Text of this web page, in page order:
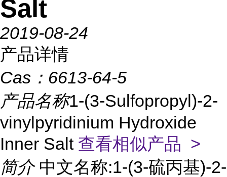
Salt
2019-08-24
产品详情
Cas： 6613-64-5
产品名称1-(3-Sulfopropyl)-2-
vinylpyridinium Hydroxide
Inner Salt 查看相似产品 >
简介 中文名称:1-(3-硫丙基)-2-